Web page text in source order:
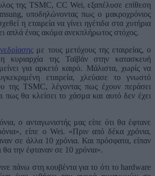
της TSMC, CC Wei, εξαπέλυσε επίθεση
υποδηλώνοντας πως ο μακροχρόνιος
η εταιρεία να γίνει ηγέτιδα στα χυτήρια
απλά ένας ακόμα ανεκπλήρωτος στόχος.
με τους μετόχους της εταιρείας, ο
της Ταϊβάν στην κατασκευή
για αρκετό καιρό. Μάλιστα, χωρίς να
εταιρεία, χλεύασε το γνωστό
της TSMC, λέγοντας πως έχουν περάσει
πως θα κλείσει το χάσμα και αυτό δεν έχει
ο ανταγωνιστής μας είπε ότι θα έφτανε
είπε ο Wei. «Πριν από δέκα χρόνια,
σε άλλα 10 χρόνια. Και πρόσφατα, είπαν
θα την έφταναν σε 10 χρόνια».
πάνω στη κουβέντα για το ότι το hardware